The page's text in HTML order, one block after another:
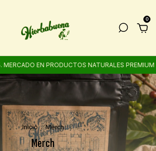
0
MERCADO EN PRODUCTOS NATURALES PREMIUM
Inicio . Merch
Merch